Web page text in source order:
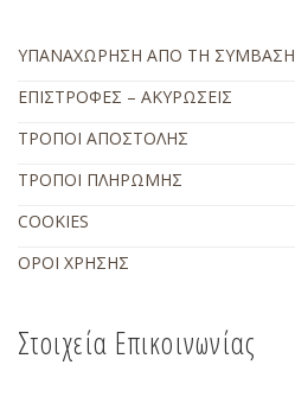
ΥΠΑΝΑΧΩΡΗΣΗ ΑΠΟ ΤΗ ΣΥΜΒΑΣΗ
ΕΠΙΣΤΡΟΦΕΣ – ΑΚΥΡΩΣΕΙΣ
ΤΡΟΠΟΙ ΑΠΟΣΤΟΛΗΣ
ΤΡΟΠΟΙ ΠΛΗΡΩΜΗΣ
COOKIES
ΟΡΟΙ ΧΡΗΣΗΣ
Στοιχεία Επικοινωνίας